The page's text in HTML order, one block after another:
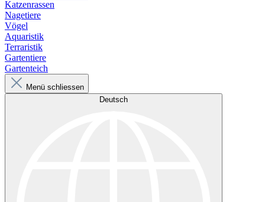
Katzenrassen
Nagetiere
Vögel
Aquaristik
Terraristik
Gartentiere
Gartenteich
Menü schliessen
Deutsch